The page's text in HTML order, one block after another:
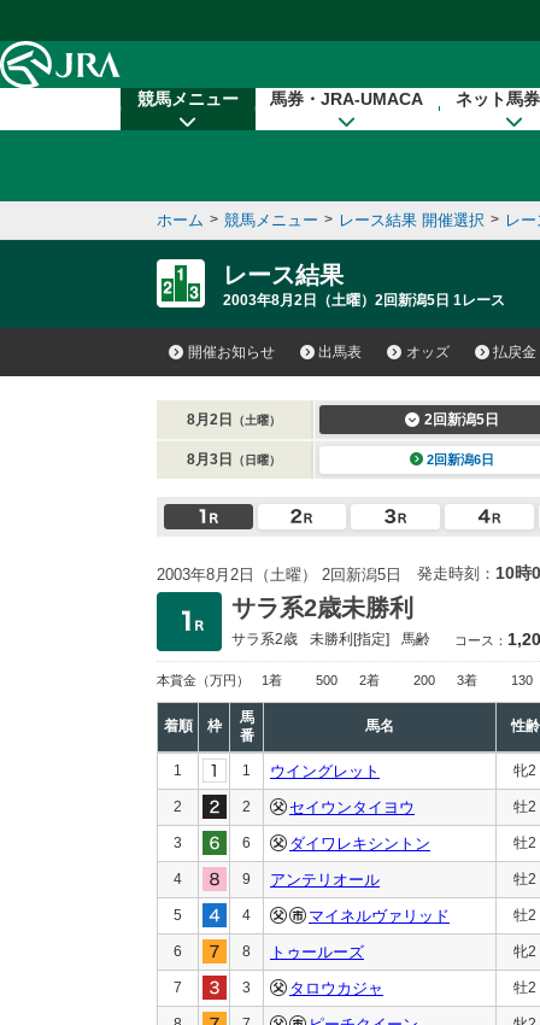
競馬メニュー 馬券・JRA-UMACA ネット馬
ホーム > 競馬メニュー > レース結果 開催選択 > レ
レース結果
2003年8月2日（土曜）2回新潟5日 1レース
開催お知らせ 出馬表 オッズ 払戻金
8月2日 （土曜） 2回新潟5日
8月3日 （日曜） 2回新潟6日
2003年8月2日（土曜） 2回新潟5日 発走時刻： 10時
サラ系2歳未勝利
サラ系2歳 未勝利[指定] 馬齢 コース：
本賞金 （万円） 1着 500 2着 200 3着 130
着順 枠
馬
番
馬名 性齢
1 1 ウイングレット 牝2
2 2 セイウンタイヨウ 牡2
3 6 ダイワレキシントン 牡2
4 9 アンテリオール 牡2
5 4 マイネルヴァリッド 牡2
6 8 トゥールーズ 牝2
7 3 タロウカジャ 牡2